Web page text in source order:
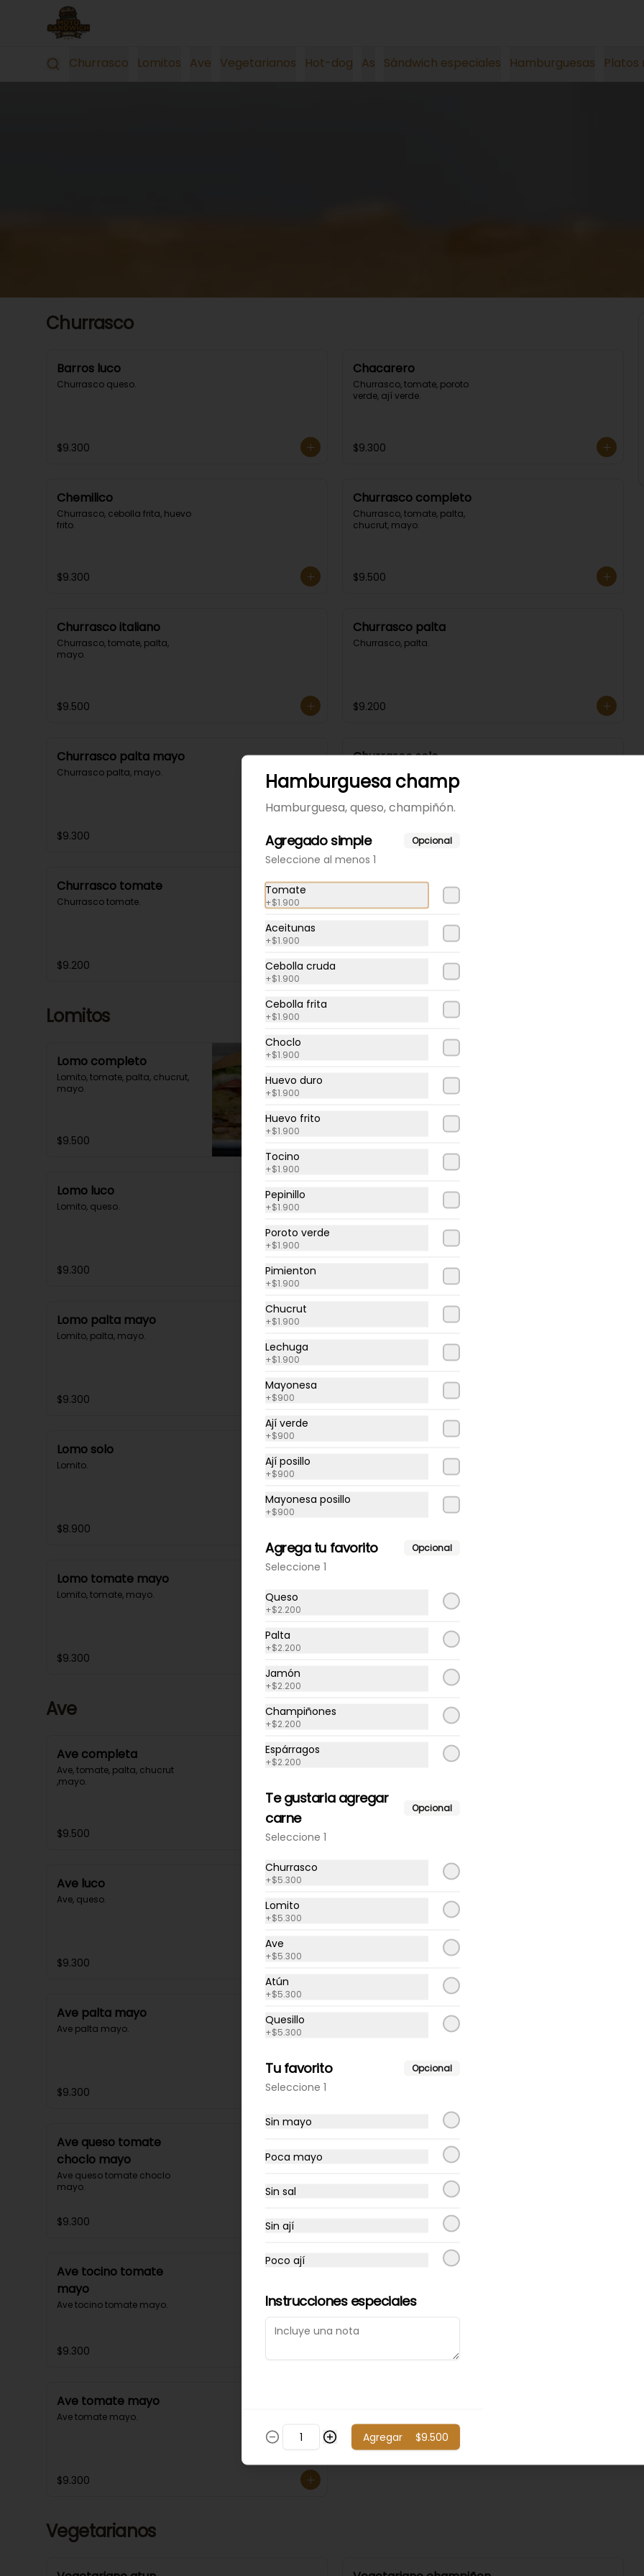
Churrasco Lomitos Ave Vegetarianos Hot-dog As Sándwich especiales Hamburguesas Platos
Churrasco
Barros luco
Churrasco queso.
$9.300
Chacarero
Churrasco, tomate, poroto
verde, ají verde.
$9.300
Chemilico
Churrasco, cebolla frita, huevo
frito.
$9.300
Churrasco completo
Churrasco, tomate, palta,
chucrut, mayo.
$9.500
Churrasco italiano
Churrasco, tomate, palta,
mayo.
$9.500
Churrasco palta
Churrasco, palta.
$9.200
Churrasco palta mayo
Churrasco palta, mayo.
$9.300
Churrasco solo
$9.000
Churrasco tomate
Churrasco tomate.
$9.200
Churrasco tomate
mayo
Lomitos
Lomo completo
Lomito, tomate, palta, chucrut,
mayo.
$9.500
Lomito, tomate, palta, mayo.
Lomo luco
Lomito, queso.
$9.300
Lomo palta mayo
Lomito, palta, mayo.
$9.300
Lomo queso tocino
Lomo solo
Lomito.
$8.900
Lomo tomate mayo
Lomito, tomate, mayo.
$9.300
Lomito, tomate, poroto verde,
Ave
Ave completa
Ave, tomate, palta, chucrut
,mayo.
$9.500
Ave luco
Ave, queso.
$9.300
Ave palta mayo
Ave palta mayo.
$9.300
Ave pimiento mayo
Ave queso tomate
choclo mayo
Ave queso tomate choclo
mayo.
$9.300
Ave tocino tomate
mayo
Ave tocino tomate mayo.
$9.300
Ave tomate mayo
Ave tomate mayo.
$9.300
Vegetarianos
Hamburguesa champ
Hamburguesa, queso, champiñón.
Agregado simple Opcional
Seleccione al menos 1
Tomate
+$1.900
Aceitunas
+$1.900
Cebolla cruda
+$1.900
Cebolla frita
+$1.900
Choclo
+$1.900
Huevo duro
+$1.900
Huevo frito
+$1.900
Tocino
+$1.900
Pepinillo
+$1.900
Poroto verde
+$1.900
Pimienton
+$1.900
Chucrut
+$1.900
Lechuga
+$1.900
Mayonesa
+$900
Ají verde
+$900
Ají posillo
+$900
Mayonesa posillo
+$900
Agrega tu favorito Opcional
Seleccione 1
Queso
+$2.200
Palta
+$2.200
Jamón
+$2.200
Champiñones
+$2.200
Espárragos
+$2.200
Te gustaria agregar
carne
Opcional
Seleccione 1
Churrasco
+$5.300
Lomito
+$5.300
Ave
+$5.300
Atún
+$5.300
Quesillo
+$5.300
Tu favorito Opcional
Seleccione 1
Sin mayo
Poca mayo
Sin sal
Sin ají
Poco ají
Instrucciones especiales
Agregar $9.500